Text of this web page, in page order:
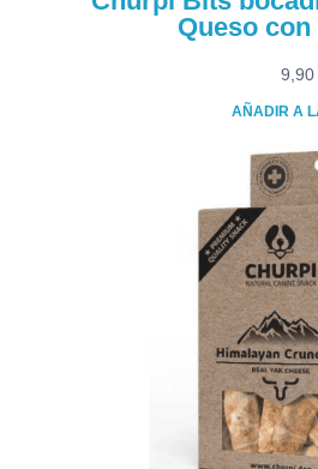
Queso
9,90
AÑADIR A